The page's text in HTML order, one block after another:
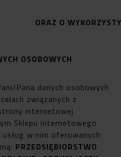
ORAZ O
OSOBOWYCH
Pana danych osobowych
związanych z
internetowej
Sklepu internetowego
w nim oferowanych
PRZEDSIĘBIORSTWO